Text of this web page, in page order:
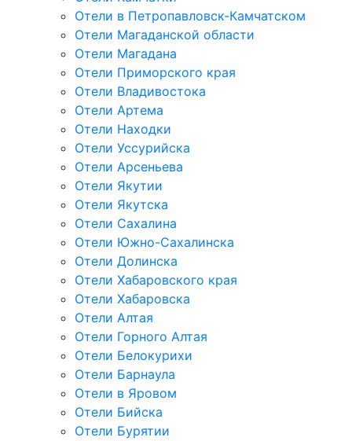
Отели в Петропавловск-Камчатском
Отели Магаданской области
Отели Магадана
Отели Приморского края
Отели Владивостока
Отели Артема
Отели Находки
Отели Уссурийска
Отели Арсеньева
Отели Якутии
Отели Якутска
Отели Сахалина
Отели Южно-Сахалинска
Отели Долинска
Отели Хабаровского края
Отели Хабаровска
Отели Алтая
Отели Горного Алтая
Отели Белокурихи
Отели Барнаула
Отели в Яровом
Отели Бийска
Отели Бурятии